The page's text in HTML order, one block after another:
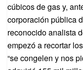
cúbicos de gas y,
corporación pública
reconocido analista
empezó a recortar
“se congelen y nos